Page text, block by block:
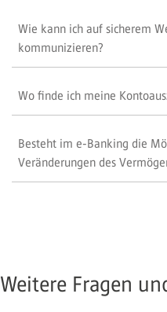
Wie kann ich auf sicherem
kommunizieren?
Wo finde ich meine
Besteht im e-Banking die
Veränderungen des
Weitere Fragen